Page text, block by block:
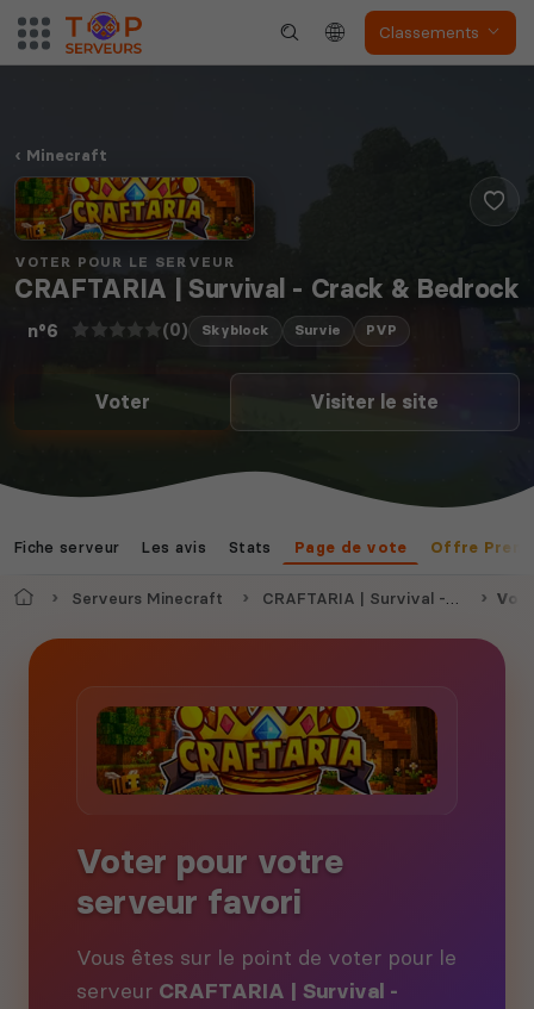
Classements
Minecraft
VOTER POUR LE SERVEUR
CRAFTARIA | Survival - Crack & Bedrock
n°6 (0) Skyblock Survie PVP
Voter Visiter le site
Fiche serveur Les avis Stats Page de vote Offre
AccueilServeurs Minecraft CRAFTARIA | Survival - Crack & Bedrock
Voter pour votre
serveur favori
Vous êtes sur le point de voter pour le
serveur CRAFTARIA | Survival -